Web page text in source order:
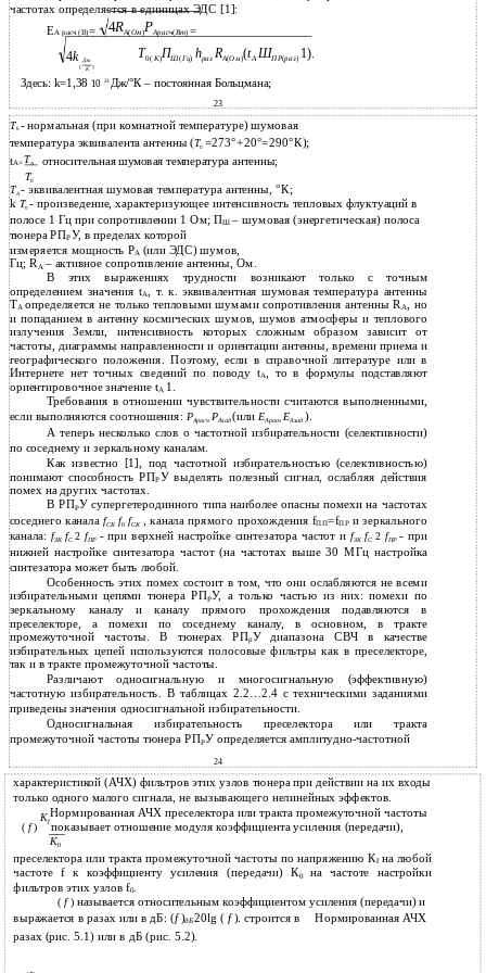
частотах определяется в единицах ЭДС [1]:
ЕА расч (В)= 4RA(Ом)РАрасч(Вт)=
4k Дж
Т0( K)ПШ(Гц) hраз RA(Ом)(tА ШПР(раз) 1).
( )
K
Здесь: k=1,38 10 23Дж/°К – постоянная Больцмана;
23
Т0- нормальная (при комнатной температуре) шумовая
температура эквивалента антенны (Т0 =273°+20°=290°К);
tА=ТA относительная шумовая температура антенны;
Т0
ТA - эквивалентная шумовая температура антенны, °К;
k Т0- произведение, характеризующее интенсивность тепловых флуктуаций в
полосе 1 Гц при сопротивлении 1 Ом; ПШ– шумовая (энергетическая) полоса
тюнера РПРУ, в пределах которой
измеряется мощность РА (или ЭДС) шумов,
Гц; RA – активное сопротивление антенны, Ом.
В этих выражениях трудности возникают только с точным
определением значения tА
, т. к. эквивалентная шумовая температура антенны
TАопределяется не только тепловыми шумами сопротивления антенны RА, но
и попаданием в антенну космических шумов, шумов атмосферы и теплового
излучения Земли, интенсивность которых сложным образом зависит от
частоты, диаграммы направленности и ориентации антенны, времени приема и
географического положения. Поэтому, если в справочной литературе или в
Интернете нет точных сведений по поводу tА, то в формулы подставляют
ориентировочное значение tA 1.
Требования в отношении чувствительности считаются выполненными,
если выполняются соотношения: РАрасч РАзад(илиЕАрасчЕАзад ).
А теперь несколько слов о частотной избирательности (селективности)
по соседнему и зеркальному каналам.
Как известно [1], под частотной избирательностью (селективностью)
понимают способность РПРУ выделять полезный сигнал, ослабляя действия
помех на других частотах.
В РПРУ супергетеродинного типа наиболее опасны помехи на частотах
соседнего каналаfCКf0 fCK , канала прямого прохождения fПП=fПР и зеркального
канала: fЗК fC2fПР - при верхней настройке синтезатора частот иfЗКfC 2 fПР- при
нижней настройке синтезатора частот (на частотах выше 30 МГц настройка
синтезатора может быть любой.
Особенность этих помех состоит в том, что они ослабляются не всеми
избирательными цепями тюнера РПРУ, а только частью из них: помехи по
зеркальному каналу и каналу прямого прохождения подавляются в
преселекторе, а помехи по соседнему каналу, в основном, в тракте
промежуточной частоты. В тюнерах РПрУ диапазона СВЧ в качестве
избирательных цепей используются полосовые фильтры как в преселекторе,
так и в тракте промежуточной частоты.
Различают односигнальную и многосигнальную (эффективную)
частотную избирательность. В таблицах 2.2…2.4 с техническими заданиями
приведены значения односигнальной избирательности.
Односигнальная избирательность преселектора или тракта
промежуточной частоты тюнера РПРУ определяется амплитудно-частотной
24
характеристикой (АЧХ) фильтров этих узлов тюнера при действии на их входы
только одного малого сигнала, не вызывающего нелинейных эффектов.
Нормированная АЧХ преселектора или тракта промежуточной частоты
( f)
Кfпоказывает отношение модуля коэффициента усиления (передачи),
К0
преселектора или тракта промежуточной частоты по напряжению Кf на любой
частоте f к коэффициенту усиления (передачи) К0 на частоте настройки
фильтров этих узлов f0.
(f) называется относительным коэффициентом усиления (передачи) и
выражается в разах или в дБ: (f)дБ20lg ( f). строится в
разах (рис. 5.1) или в дБ (рис. 5.2).
Нормированная АЧХ